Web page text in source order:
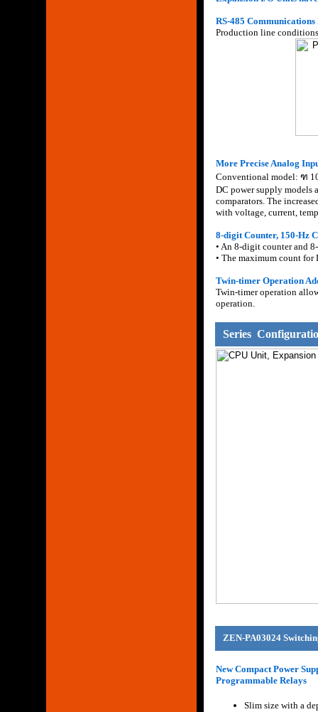
RS-485 Communications
Production line
More Precise Analog
Conventional model: ฑ
DC power supply models
comparators. The
with voltage, current,
8-digit Counter, 150-Hz
• An 8-digit counter and
• The maximum count for
Twin-timer Operation
Twin-timer operation
operation.
Series
ZEN-PA03024
New Compact Power
Programmable Relays
Slim size with a